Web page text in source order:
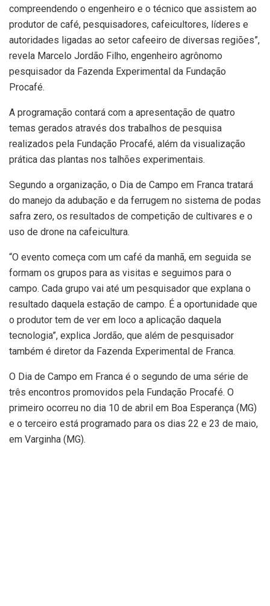
compreendendo o engenheiro e o técnico que assistem ao
produtor de café, pesquisadores, cafeicultores, líderes e
autoridades ligadas ao setor cafeeiro de diversas regiões”,
revela Marcelo Jordão Filho, engenheiro agrônomo
pesquisador da Fazenda Experimental da Fundação
Procafé.
A programação contará com a apresentação de quatro
temas gerados através dos trabalhos de pesquisa
realizados pela Fundação Procafé, além da visualização
prática das plantas nos talhões experimentais.
Segundo a organização, o Dia de Campo em Franca tratará
do manejo da adubação e da ferrugem no sistema de podas
safra zero, os resultados de competição de cultivares e o
uso de drone na cafeicultura.
“O evento começa com um café da manhã, em seguida se
formam os grupos para as visitas e seguimos para o
campo. Cada grupo vai até um pesquisador que explana o
resultado daquela estação de campo. É a oportunidade que
o produtor tem de ver em loco a aplicação daquela
tecnologia”, explica Jordão, que além de pesquisador
também é diretor da Fazenda Experimental de Franca.
O Dia de Campo em Franca é o segundo de uma série de
três encontros promovidos pela Fundação Procafé. O
primeiro ocorreu no dia 10 de abril em Boa Esperança (MG)
e o terceiro está programado para os dias 22 e 23 de maio,
em Varginha (MG).